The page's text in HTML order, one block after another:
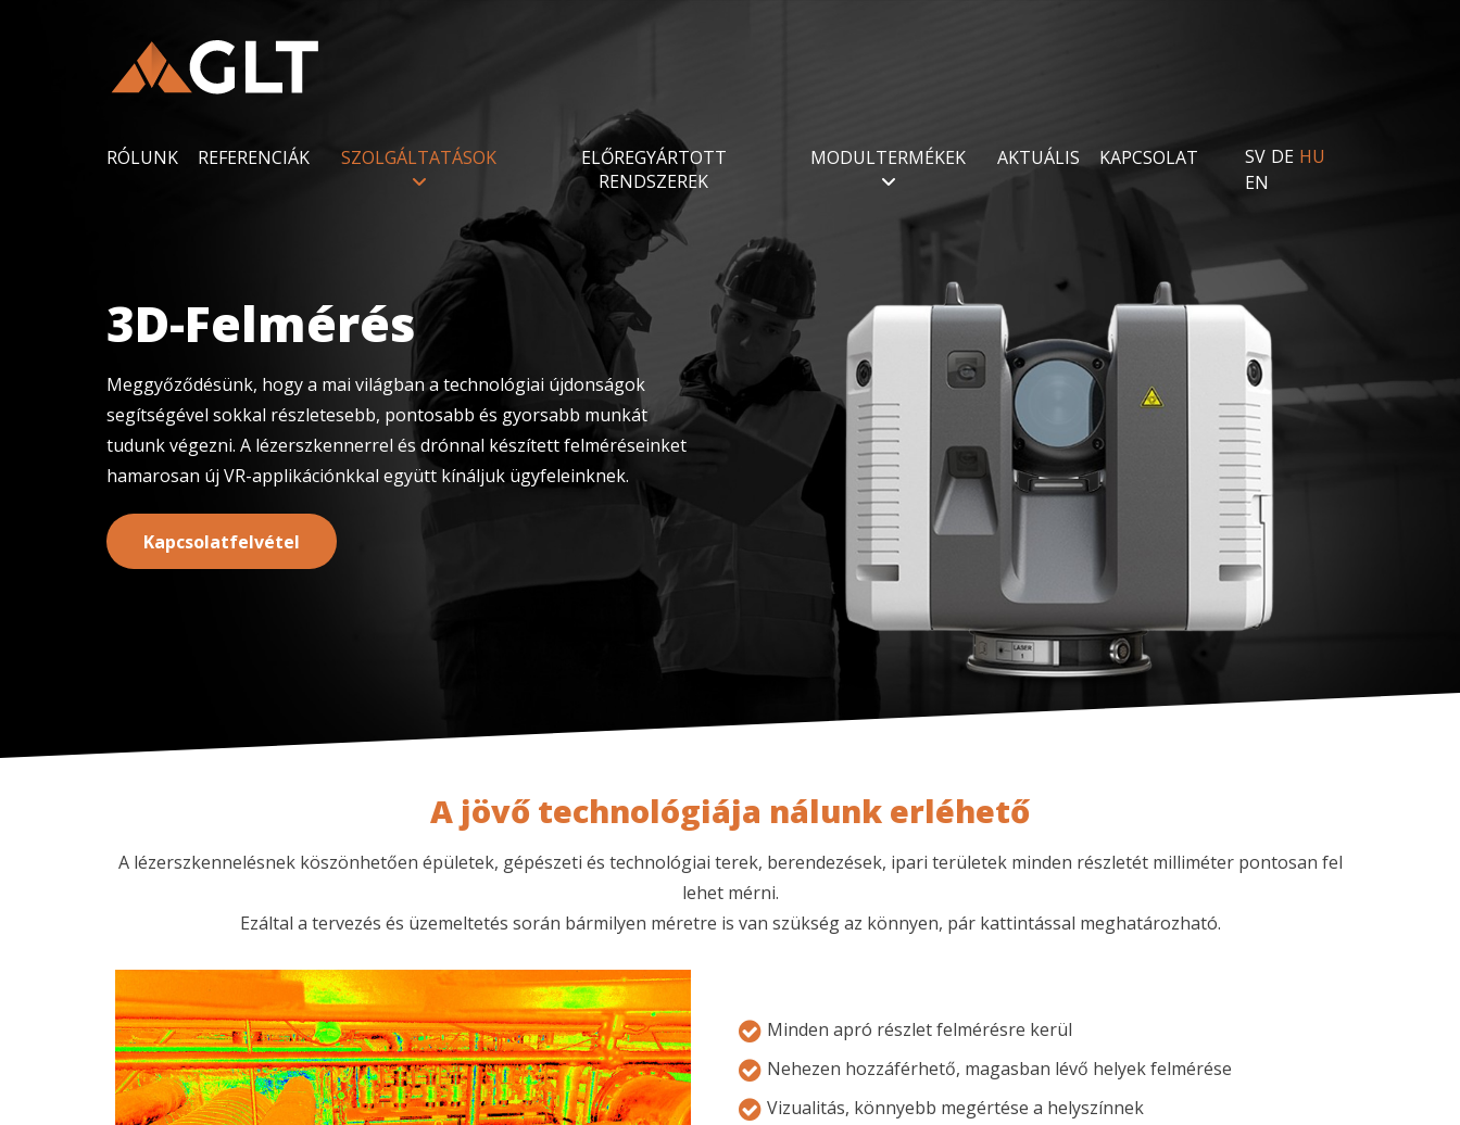
RÓLUNK REFERENCIÁK SZOLGÁLTATÁSOK
ELŐREGYÁRTOTT
RENDSZEREK
MODULTERMÉKEK AKTUÁLIS KAPCSOLAT SV DE HU
EN
3D-Felmérés
Meggyőződésünk, hogy a mai világban a technológiai újdonságok
segítségével sokkal részletesebb, pontosabb és gyorsabb munkát
tudunk végezni. A lézerszkennerrel és drónnal készített felméréseinket
hamarosan új VR-applikációnkkal együtt kínáljuk ügyfeleinknek.
Kapcsolatfelvétel
A jövő technológiája nálunk erléhető
A lézerszkennelésnek köszönhetően épületek, gépészeti és technológiai terek, berendezések, ipari területek minden részletét milliméter pontosan fel
lehet mérni.
Ezáltal a tervezés és üzemeltetés során bármilyen méretre is van szükség az könnyen, pár kattintással meghatározható.
Minden apró részlet felmérésre kerül
Nehezen hozzáférhető, magasban lévő helyek felmérése
Vizualitás, könnyebb megértése a helyszínnek